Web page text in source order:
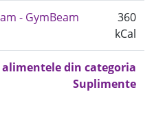
- GymBeam
360
kCal
alimentele din categoria
Suplimente